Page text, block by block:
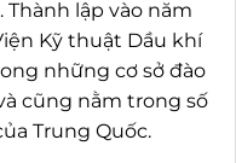
lập vào năm
Kỹ thuật Dầu khí
những cơ sở đào
cũng nằm trong số
Trung Quốc.